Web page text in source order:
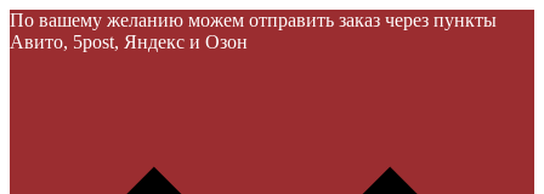
По вашему желанию можем отправить заказ через пункты
Авито, 5post, Яндекс и Озон